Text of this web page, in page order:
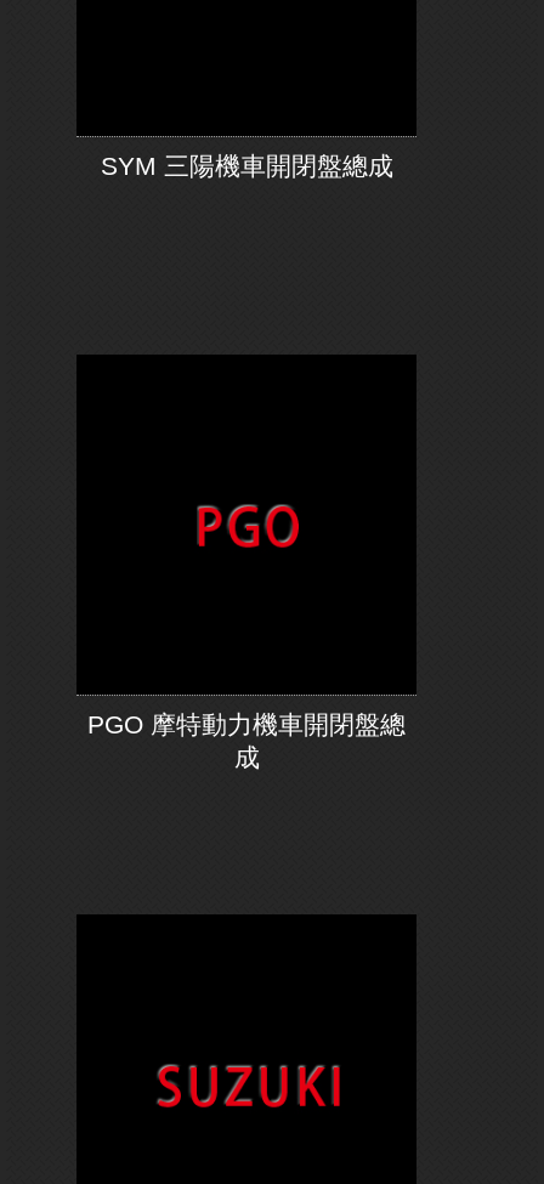
SYM 三陽機車開閉盤總成
PGO 摩特動力機車開閉盤總
成